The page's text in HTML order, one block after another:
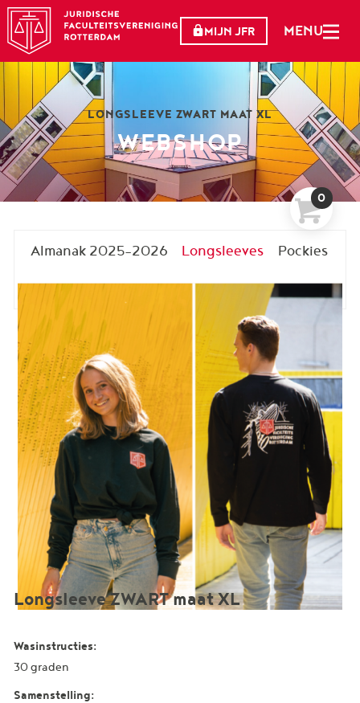
MIJN JFR MENU
WEBSHOP
LONGSLEEVE ZWART MAAT XL
0
Almanak 2025-2026 Longsleeves Pockies
T-shirts
Longsleeve ZWART maat XL
Wasinstructies:
30 graden
Samenstelling: